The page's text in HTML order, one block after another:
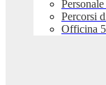
Percorsi
Officina